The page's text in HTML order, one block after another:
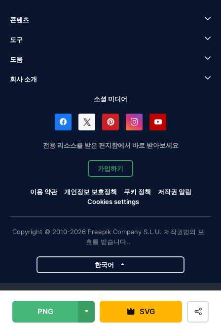
PNG SVG
콘텐츠
도구
도움
회사 소개
소셜 미디어
전용 리소스를 받은 편지함에서 바로 받아보세요
가입하기
이용 약관 개인정보 보호정책 쿠키 정책
저작권 알림
Cookies settings
Copyright © 2010-2026 Freepik Company S.L.U. 저작권법의 보
호를 받습니다..
한국어